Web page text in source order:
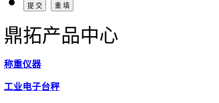
鼎拓产品中心
称重仪器
工业电子台秤